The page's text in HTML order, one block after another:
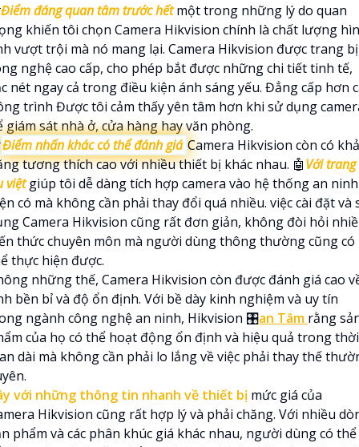
Điểm đáng quan tâm trước hếtmột trong những lý do quan
khiến tôi chọn Camera Hikvision chính là chất lượng
vượt trội mà nó mang lại. Camera Hikvision được trang bị
nghệ cao cấp, cho phép bắt được những chi tiết tinh tế,
nét ngay cả trong điều kiện ánh sáng yếu. Đẳng cấp hơn
trình Được tôi cảm thấy yên tâm hơn khi sử dụng
giám sát nhà ở, cửa hàng hay văn phòng.
Điểm nhấn khác có thể đánh giá Camera Hikvision còn có khả
tương thích cao với nhiều thiết bị khác nhau. 🤖️Với
việtgiúp tôi dễ dàng tích hợp camera vào hệ thống an ninh
có mà không cần phải thay đổi quá nhiều. việc cài đặt và
Camera Hikvision cũng rất đơn giản, không đòi hỏi
thức chuyên môn mà người dùng thông thường cũng có
thực hiện được.
những thế, Camera Hikvision còn được đánh giá cao
bền bỉ và độ ổn định. Với bề dày kinh nghiệm và uy tín
ngành công nghệ an ninh, Hikvision 🎛an Tâm rằng
của họ có thể hoạt động ổn định và hiệu quả trong thời
dài mà không cần phải lo lắng về việc phải thay thế
với những thông tin nhanh về thiết bị mức giá của
Hikvision cũng rất hợp lý và phải chăng. Với nhiều
phẩm và các phân khúc giá khác nhau, người dùng có thể